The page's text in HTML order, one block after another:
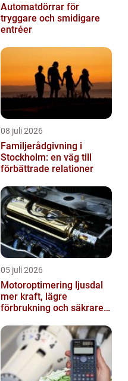
Automatdörrar för
tryggare och smidigare
entréer
08 juli 2026
Familjerådgivning i
Stockholm: en väg till
förbättrade relationer
05 juli 2026
Motoroptimering ljusdal
mer kraft, lägre
förbrukning och säkrare